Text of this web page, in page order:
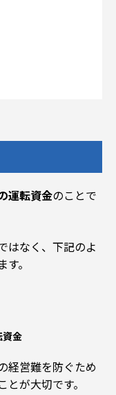
運転資金のことで
はなく、下記のよ
。
資金
経営難を防ぐため
とが大切です。